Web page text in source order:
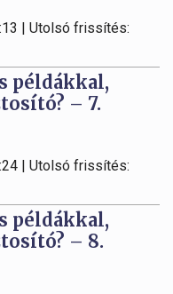
| Utolsó frissítés:
példákkal,
– 7.
| Utolsó frissítés:
példákkal,
– 8.